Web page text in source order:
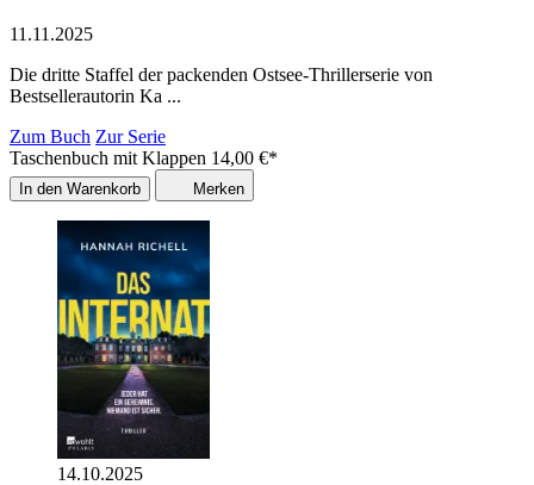
11.11.2025
Die dritte Staffel der packenden Ostsee-Thrillerserie von
Bestsellerautorin Ka ...
Zum Buch Zur Serie
Taschenbuch mit Klappen 14,00 €*
In den Warenkorb Merken
14.10.2025